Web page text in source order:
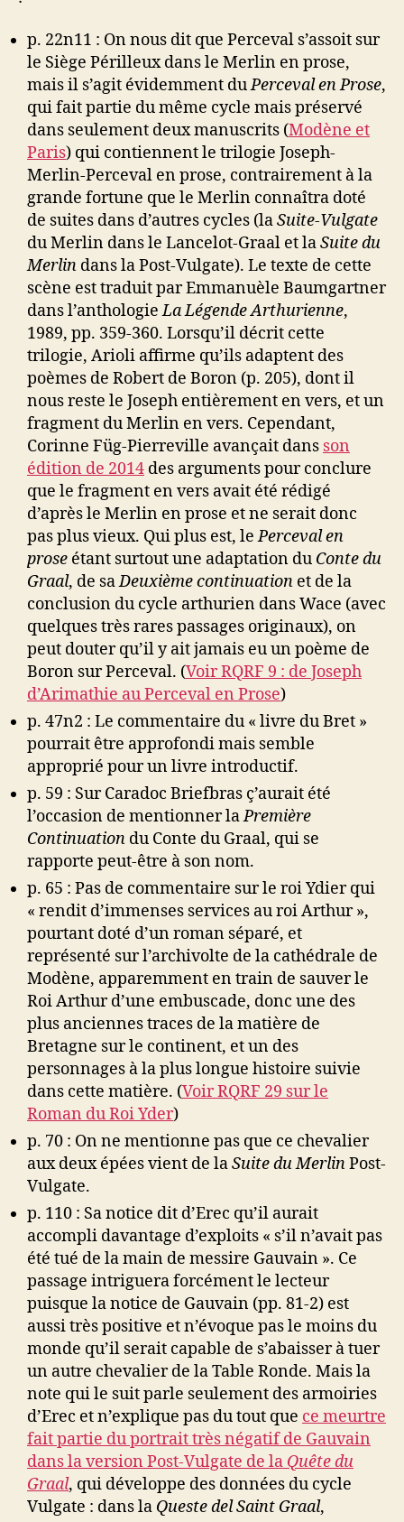
p. 22n11 : On nous dit que Perceval s’assoit sur
le Siège Périlleux dans le Merlin en prose,
mais il s’agit évidemment duPerceval en Prose,
qui fait partie du même cycle mais préservé
dans seulement deux manuscrits (Modène et
Paris) qui contiennent le trilogie Joseph-
Merlin-Perceval en prose, contrairement à la
grande fortune que le Merlin connaîtra doté
de suites dans d’autres cycles (laSuite-Vulgate
du Merlin dans le Lancelot-Graal et laSuite du
Merlin dans la Post-Vulgate). Le texte de cette
scène est traduit par Emmanuèle Baumgartner
dans l’anthologieLa Légende Arthurienne,
1989, pp. 359-360. Lorsqu’il décrit cette
trilogie, Arioli affirme qu’ils adaptent des
poèmes de Robert de Boron (p. 205), dont il
nous reste le Joseph entièrement en vers, et un
fragment du Merlin en vers. Cependant,
Corinne Füg-Pierreville avançait dans son
édition de 2014 des arguments pour conclure
que le fragment en vers avait été rédigé
d’après le Merlin en prose et ne serait donc
pas plus vieux. Qui plus est, lePerceval en
prose étant surtout une adaptation du Conte du
Graal, de saDeuxième continuation et de la
conclusion du cycle arthurien dans Wace (avec
quelques très rares passages originaux), on
peut douter qu’il y ait jamais eu un poème de
Boron sur Perceval. (Voir RQRF 9 : de Joseph
d’Arimathie au Perceval en Prose)
p. 47n2 : Le commentaire du « livre du Bret »
pourrait être approfondi mais semble
approprié pour un livre introductif.
p. 59 : Sur Caradoc Briefbras ç’aurait été
l’occasion de mentionner laPremière
Continuation du Conte du Graal, qui se
rapporte peut-être à son nom.
p. 65 : Pas de commentaire sur le roi Ydier qui
« rendit d’immenses services au roi Arthur »,
pourtant doté d’un roman séparé, et
représenté sur l’archivolte de la cathédrale de
Modène, apparemment en train de sauver le
Roi Arthur d’une embuscade, donc une des
plus anciennes traces de la matière de
Bretagne sur le continent, et un des
personnages à la plus longue histoire suivie
dans cette matière. (Voir RQRF 29 sur le
Roman du Roi Yder)
p. 70 : On ne mentionne pas que ce chevalier
aux deux épées vient de laSuite du MerlinPost-
Vulgate.
p. 110 : Sa notice dit d’Erec qu’il aurait
accompli davantage d’exploits « s’il n’avait pas
été tué de la main de messire Gauvain ». Ce
passage intriguera forcément le lecteur
puisque la notice de Gauvain (pp. 81-2) est
aussi très positive et n’évoque pas le moins du
monde qu’il serait capable de s’abaisser à tuer
un autre chevalier de la Table Ronde. Mais la
note qui le suit parle seulement des armoiries
d’Erec et n’explique pas du tout que ce meurtre
fait partie du portrait très négatif de Gauvain
dans la version Post-Vulgate de la Quête du
Graal, qui développe des données du cycle
Vulgate : dans la Queste del Saint Graal,